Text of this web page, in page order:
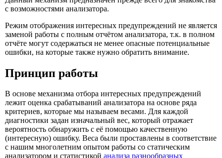
с возможностями анализатора.
Режим отображения интересных предупреждений не является
заменой работы с полным отчётом анализатора, т.к. в полном
отчёте могут содержаться не менее опасные потенциальные
ошибки, на которые также нужно обратить внимание.
Принцип работы
В основе механизма отбора интересных предупреждений
лежит оценка срабатываний анализатора на основе ряда
критериев, которые мы называем весами. Для каждой
диагностики задан изначальный вес, который отражает
вероятность обнаружить с её помощью качественную
(интересную) ошибку. Веса были проставлены в соответствие
с нашим многолетним опытом работы со статическим
анализатором и статистикой анализа разнообразных